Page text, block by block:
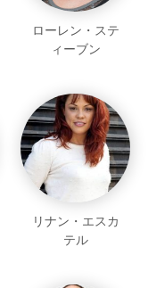
ローレン・ステ
ィーブン
リナン・エスカ
テル